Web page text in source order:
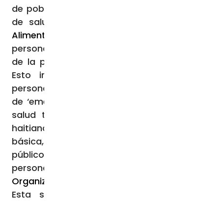
de pobreza, hambre y escasez de servicios
de salud.
Alimentos de la ONU
personas, que equivale a más de la mitad
de la población, “padecen hambre aguda.
Esto incluye a más de 2 millones de
personas que padecen niveles de hambre
de ‘emergencia’”. Asimismo, el acceso a la
salud también es crítico: el 40 % de los
haitianos no puede recibir atención médica
básica, mientras que los hospitales
públicos sufren una escasez severa de
personal e insumos,
Organización Panamericana de la Salud
Esta situación se ve agravada por la